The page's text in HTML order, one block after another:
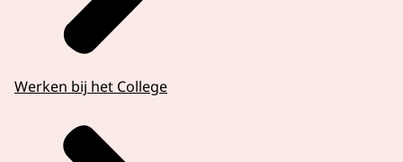
Werken bij het College